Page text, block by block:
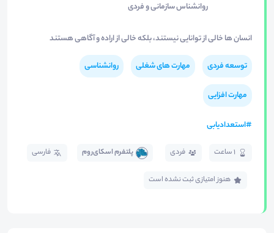
روانشناس سازمانی و فردی
انسان ها خالی از توانایی نیستند، بلکه خالی از اراده و آگاهی هستند
توسعه فردی مهارت های شغلی روانشناسی
مهارت افزایی
#استعدادیابی
1 ساعت فردی پلتفرم اسکای‌روم فارسی
هنوز امتیازی ثبت نشده است